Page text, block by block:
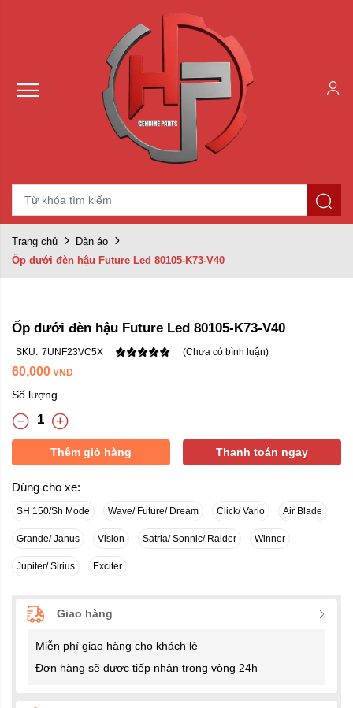
Trang chủ
Dàn áo
Ốp dưới đèn hậu Future Led 80105-K73-V40
Ốp dưới đèn hậu Future Led 80105-K73-V40
SKU: 7UNF23VC5X (Chưa có bình luận)
60,000 VND
Số lượng
Thêm giỏ hàng Thanh toán ngay
Dùng cho xe:
SH 150/Sh Mode Wave/ Future/ Dream Click/ Vario Air Blade
Grande/ Janus Vision Satria/ Sonnic/ Raider Winner
Jupiter/ Sirius Exciter
Giao hàng
Miễn phí giao hàng cho khách lẻ
Đơn hàng sẽ được tiếp nhận trong vòng 24h